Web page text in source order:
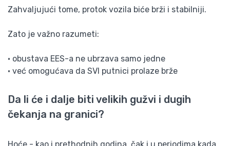
Zahvaljujući tome, protok vozila biće brži i stabilniji.
Zato je važno razumeti:
• obustava EES-a ne ubrzava samo jedne
• već omogućava da SVI putnici prolaze brže
Da li će i dalje biti velikih gužvi i dugih
čekanja na granici?